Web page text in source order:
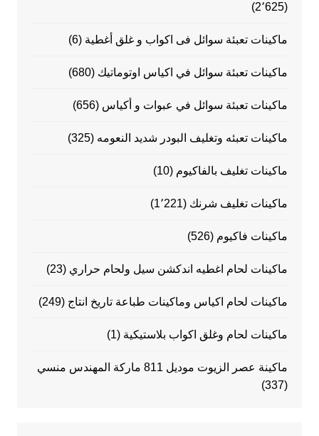
(2٬625)
ماكينات تعبئة سوائل فى اكواب و غلق أغطية (6)
ماكينات تعبئة سوائل في اكياس اوتوماتيك (680)
ماكينات تعبئة سوائل في عبوات و أكياس (656)
ماكينات تعبئه وتغليف البودر شديد النعومه (325)
ماكينات تغليف بالفاكيوم (10)
ماكينات تغليف شرنك (1٬221)
ماكينات فاكيوم (526)
ماكينات لحام اغطيه اندكشن سيل ولحام حراري (23)
ماكينات لحام اكياس وماكينات طباعة تاريخ انتاج (249)
ماكينات لحام وغلق اكواب بلاستيكية (1)
ماكينة عصر الزيوت موديل 811 ماركة المهندس منسي
(337)